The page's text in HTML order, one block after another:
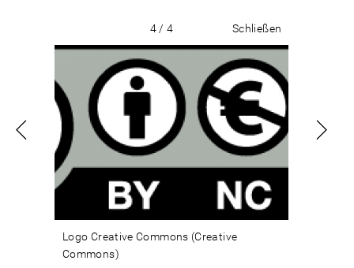
4 / 4 Schließen
Logo Creative Commons (Creative
Commons)